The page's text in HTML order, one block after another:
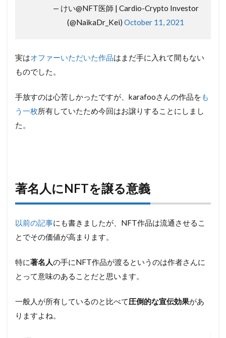
— けい@NFT医師 | Cardio-Crypto Investor
(@NaikaDr_Kei) October 11, 2021
実はオファーいただいた作品はまだ手に入れて間もない
ものでした。
手放すのは心苦しかったですが、karafooさんの作品を も
う一枚所有していたため今回はお譲りすることにしまし
た。
著名人にNFTを譲る意義
以前の記事にも書きましたが、NFT作品は流通させるこ
とでその価値が高まります。
特に著名人の手にNFT作品が渡るというのは作者さんに
とって意味のあることだと思います。
一般人が所有しているのと比べて圧倒的な宣伝効果があ
りますよね。